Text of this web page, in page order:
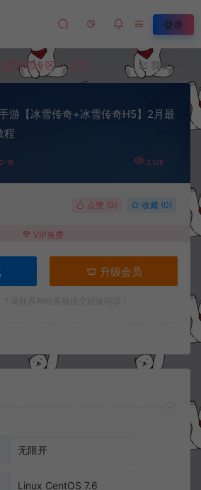
登录
鹭冰雪专区 正文 我要投稿
游【冰雪传奇+冰雪传奇H5】2月最
程
16 2,128
点赞 (0) 收藏 (0)
VIP免费
升级会员
无限开
Linux CentOS 7.6